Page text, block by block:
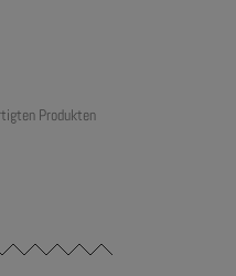
Produkten